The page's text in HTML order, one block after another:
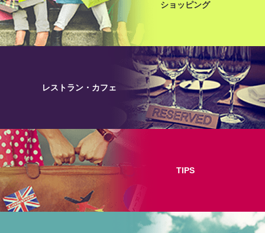
ショッピング
レストラン・カフェ
TIPS